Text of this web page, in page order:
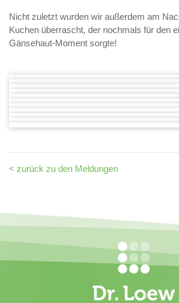
Nicht zuletzt wurden wir außerdem am
Kuchen überrascht, der nochmals für den
Gänsehaut-Moment sorgte!
< zurück zu den Meldungen